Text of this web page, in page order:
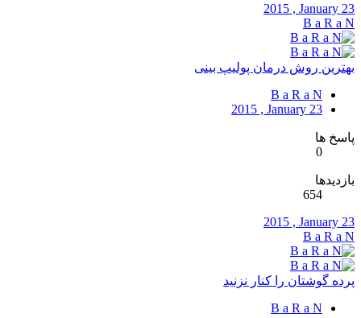
2015 , January 23
B a R a N
بهترین روش درمان پولیپ بینی
B a R a N
2015 , January 23
پاسخ ها
0
بازدیدها
654
2015 , January 23
B a R a N
پرده گوشتان را کنار نزنید
B a R a N